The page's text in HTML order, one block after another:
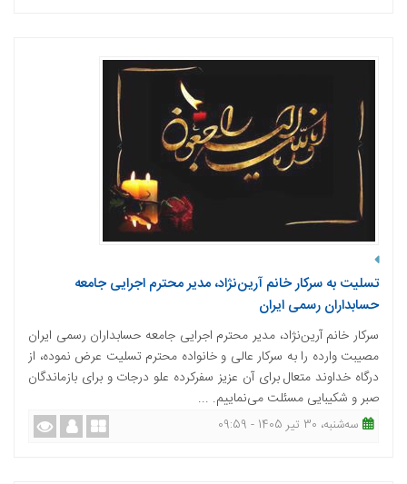
تسلیت به سرکار خانم آرین‌نژاد، مدیر محترم اجرایی جامعه
حسابداران رسمی ایران
سرکار خانم آرین‌نژاد، مدیر محترم اجرایی جامعه حسابداران رسمی ایران
مصیبت وارده را به سرکار عالی و خانواده محترم تسلیت عرض نموده، از
درگاه خداوند متعال برای آن عزیز سفرکرده علو درجات و برای بازماندگان
صبر و شکیبایی مسئلت می‌نماییم. ...
ﺳﻪشنبه، 30 تیر 1405 - 09:59